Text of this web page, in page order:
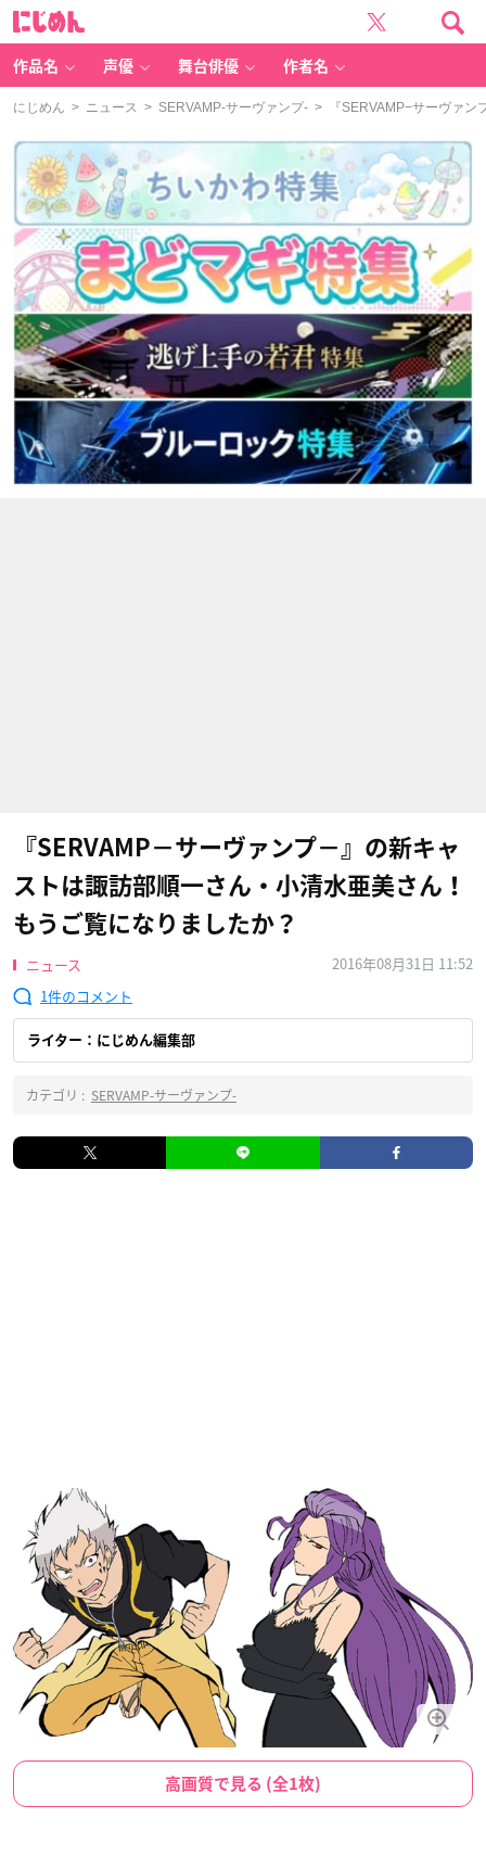
作品名 声優 舞台俳優 作者名
にじめん > ニュース > SERVAMP‐サーヴァンプ‐ > 『SERVAMP−サーヴァン
『SERVAMP−サーヴァンプ−』の新キャ
ストは諏訪部順一さん・小清水亜美さん！
もうご覧になりましたか？
ニュース
2016年08月31日 11:52
1
ライター：にじめん編集部
カテゴリ : SERVAMP‐サーヴァンプ‐
高画質で見る (全1枚)